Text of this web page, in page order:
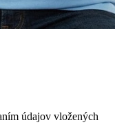
údajov vložených